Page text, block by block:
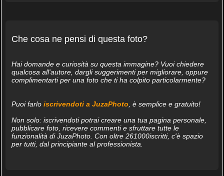
Che cosa ne pensi di questa foto?
Hai domande e curiosità su questa immagine? Vuoi chiedere
qualcosa all'autore, dargli suggerimenti per migliorare, oppure
complimentarti per una foto che ti ha colpito particolarmente?
Puoi farlo iscrivendoti a JuzaPhoto , è semplice e gratuito!
Non solo: iscrivendoti potrai creare una tua pagina personale,
pubblicare foto, ricevere commenti e sfruttare tutte le
funzionalità di JuzaPhoto. Con oltre 261000iscritti, c'è spazio
per tutti, dal principiante al professionista.